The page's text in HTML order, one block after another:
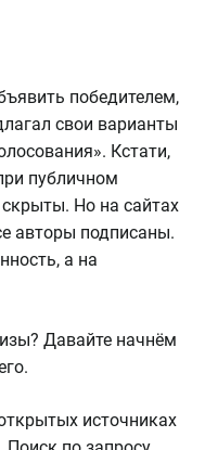
победителем,
свои варианты
Кстати,
публичном
Но на сайтах
авторы подписаны.
а на
Давайте начнём
источниках